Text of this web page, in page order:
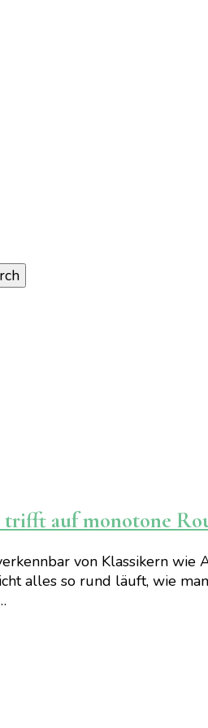
auf monotone
von Klassikern
alles so rund läuft, wie